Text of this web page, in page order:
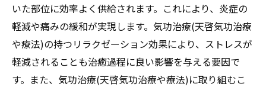
いた部位に効率よく供給されます。これにより、炎症の
軽減や痛みの緩和が実現します。気功治療(天啓気功治療
や療法)の持つリラクゼーション効果により、ストレスが
軽減されることも治癒過程に良い影響を与える要因で
す。また、気功治療(天啓気功治療や療法)に取り組むこ